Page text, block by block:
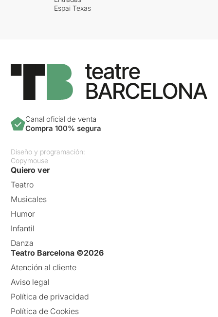
Espai Texas
Canal oficial de venta
Compra 100% segura
Diseño y programación:
Copymouse
Quiero ver
Teatro
Musicales
Humor
Infantil
Danza
Teatro Barcelona ©2026
Atención al cliente
Aviso legal
Política de privacidad
Política de Cookies